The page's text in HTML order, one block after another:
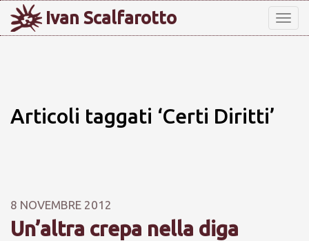
Ivan Scalfarotto
Articoli taggati ‘Certi Diritti’
8 NOVEMBRE 2012
Un’altra crepa nella diga